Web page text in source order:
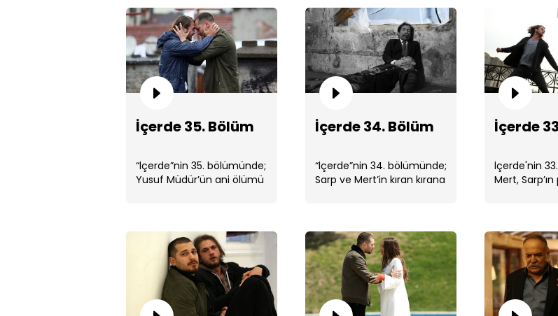
İçerde 35. Bölüm
“İçerde”nin 35. bölümünde;
Yusuf Müdür’ün ani ölümü
İçerde 34. Bölüm
“İçerde”nin 34. bölümünde;
Sarp ve Mert’in kıran kırana
İçerde
İçerde'nin
Mert, Sarp’ın